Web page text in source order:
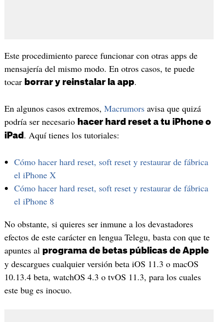
Este procedimiento parece funcionar con otras apps de
mensajería del mismo modo. En otros casos, te puede
tocar borrar y reinstalar la app.
En algunos casos extremos, Macrumorsavisa que quizá
podría ser necesario hacer hard reset a tu iPhone o
iPad . Aquí tienes los tutoriales:
Cómo hacer hard reset, soft reset y restaurar de fábrica
el iPhone X
Cómo hacer hard reset, soft reset y restaurar de fábrica
el iPhone 8
No obstante, si quieres ser inmune a los devastadores
efectos de este carácter en lengua Telegu, basta con que te
apuntes al programa de betas públicas de Apple
y descargues cualquier versión beta iOS 11.3 o macOS
10.13.4 beta, watchOS 4.3 o tvOS 11.3, para los cuales
este bug es inocuo.